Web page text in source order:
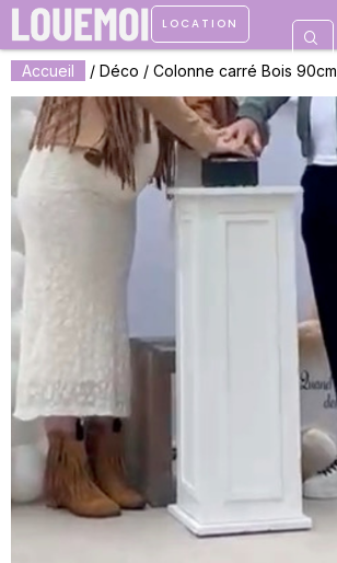
LOCATION
Accueil / Déco / Colonne carré Bois 90cm